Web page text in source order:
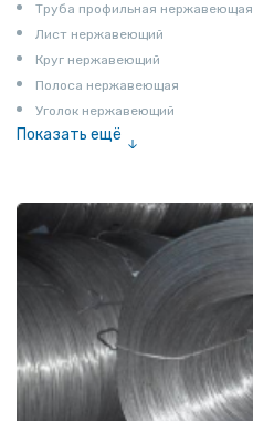
Труба профильная нержавеющая
Лист нержавеющий
Круг нержавеющий
Полоса нержавеющая
Уголок нержавеющий
Показать ещё